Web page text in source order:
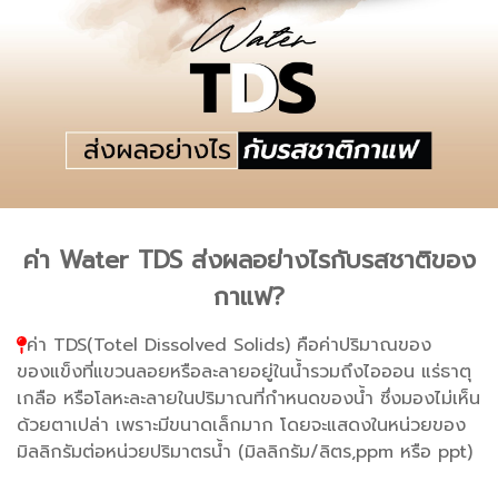
ค่า Water TDS ส่งผลอย่างไรกับรสชาติของ
กาแฟ?
ค่า TDS(Totel Dissolved Solids) คือค่าปริมาณของ
ของแข็งที่แขวนลอยหรือละลายอยู่ในน้ำรวมถึงไอออน แร่ธาตุ
เกลือ หรือโลหะละลายในปริมาณที่กำหนดของน้ำ ซึ่งมองไม่เห็น
ด้วยตาเปล่า เพราะมีขนาดเล็กมาก โดยจะแสดงในหน่วยของ
มิลลิกรัมต่อหน่วยปริมาตรน้ำ (มิลลิกรัม/ลิตร,ppm หรือ ppt)